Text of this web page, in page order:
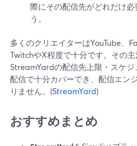
際にその配信先がどれだけ必
う。
多くのクリエイターはYouTube、
TwitchやX程度で十分です。その主
StreamYardの配信先上限・スケ
配信で十分カバーでき、配信エン
りません。(StreamYard)
おすすめまとめ